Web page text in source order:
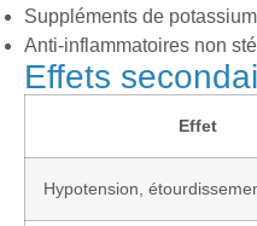
Suppléments de potassium
Anti-inflammatoires non
Effets
Effet
Hypotension,